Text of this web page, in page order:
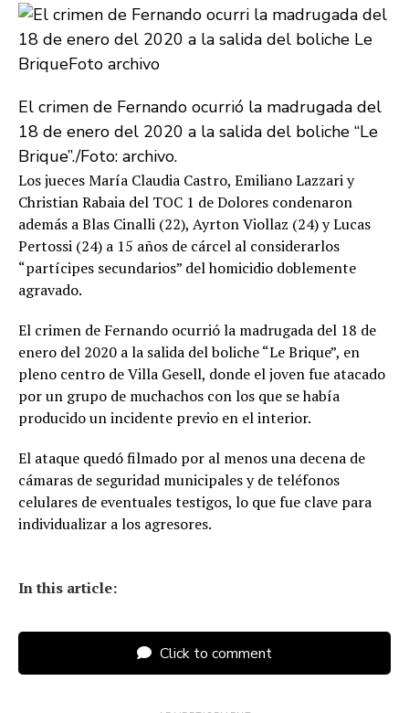
El crimen de Fernando ocurrió la madrugada del
18 de enero del 2020 a la salida del boliche “Le
Brique”./Foto: archivo.
Los jueces María Claudia Castro, Emiliano Lazzari y
Christian Rabaia del TOC 1 de Dolores condenaron
además a Blas Cinalli (22), Ayrton Viollaz (24) y Lucas
Pertossi (24) a 15 años de cárcel al considerarlos
“partícipes secundarios” del homicidio doblemente
agravado.
El crimen de Fernando ocurrió la madrugada del 18 de
enero del 2020 a la salida del boliche “Le Brique”, en
pleno centro de Villa Gesell, donde el joven fue atacado
por un grupo de muchachos con los que se había
producido un incidente previo en el interior.
El ataque quedó filmado por al menos una decena de
cámaras de seguridad municipales y de teléfonos
celulares de eventuales testigos, lo que fue clave para
individualizar a los agresores.
In this article:
Click to comment